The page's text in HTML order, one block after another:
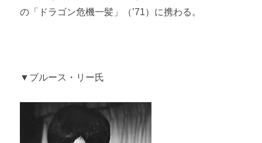
の「ドラゴン危機一髪」（’71）に携わる。
▼ブルース・リー氏